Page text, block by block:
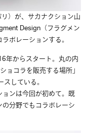
）が、サカナクション山
Design（フラグメン
ボレーションする。
年からスタート。丸の内
コラを販売する場所」
している。
ョンは今回が初めて。既
分野でもコラボレーシ